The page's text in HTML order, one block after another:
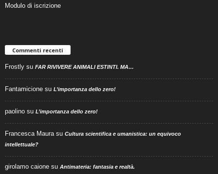
Modulo di iscrizione
Commenti recenti
Frostly su FAR RIVIVERE ANIMALI ESTINTI. MA…
Fantamicione su L’importanza dello zero!
paolino su L’importanza dello zero!
Francesca Maura su Cultura scientifica e umanistica: un equivoco
intellettuale?
girolamo caione su Antimateria: fantasia e realtà.